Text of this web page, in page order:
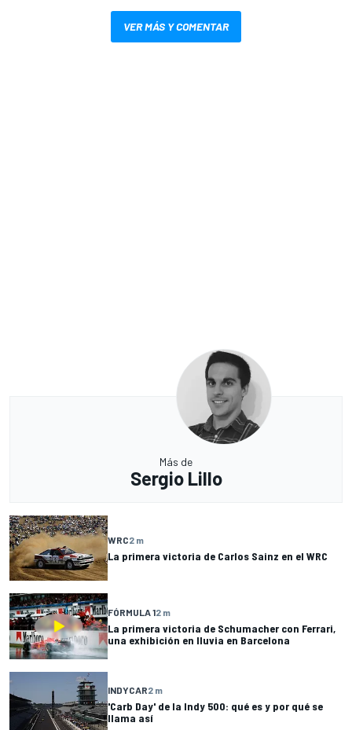
VER MÁS Y COMENTAR
Más de
Sergio Lillo
WRC2 m
La primera victoria de Carlos Sainz en el WRC
FÓRMULA 12 m
La primera victoria de Schumacher con Ferrari,
una exhibición en lluvia en Barcelona
INDYCAR2 m
'Carb Day' de la Indy 500: qué es y por qué se
llama así